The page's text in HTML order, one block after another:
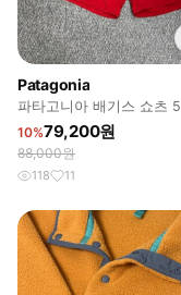
Patagonia
파타고니아 배기스 쇼츠
드 M
10%79,200원
88,000원
118 11